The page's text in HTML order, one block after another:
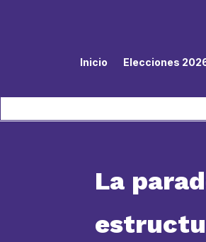
Inicio Elecciones
La